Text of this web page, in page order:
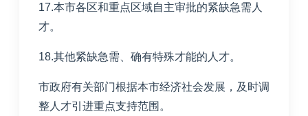
17.本市各区和重点区域自主审批的紧缺急需人
才。
18.其他紧缺急需、确有特殊才能的人才。
市政府有关部门根据本市经济社会发展，及时调
整人才引进重点支持范围。